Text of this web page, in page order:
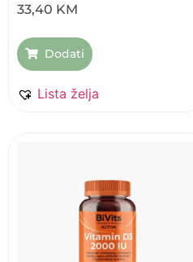
33,40 KM
Dodati
Lista želja